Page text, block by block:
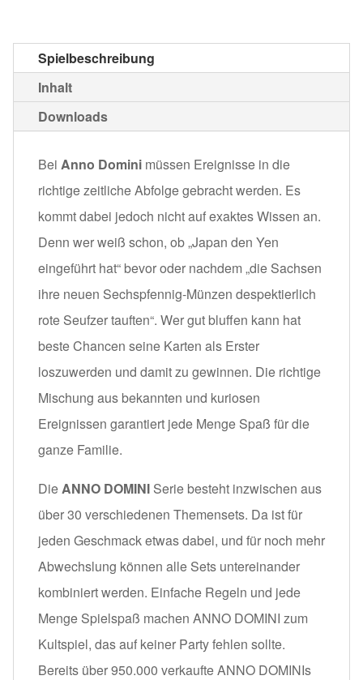
Spielbeschreibung
Inhalt
Downloads
Bei Anno Domini müssen Ereignisse in die
richtige zeitliche Abfolge gebracht werden. Es
kommt dabei jedoch nicht auf exaktes Wissen an.
Denn wer weiß schon, ob „Japan den Yen
eingeführt hat“ bevor oder nachdem „die Sachsen
ihre neuen Sechspfennig-Münzen despektierlich
rote Seufzer tauften“. Wer gut bluffen kann hat
beste Chancen seine Karten als Erster
loszuwerden und damit zu gewinnen. Die richtige
Mischung aus bekannten und kuriosen
Ereignissen garantiert jede Menge Spaß für die
ganze Familie.
DieANNO DOMINI Serie besteht inzwischen aus
über 30 verschiedenen Themensets. Da ist für
jeden Geschmack etwas dabei, und für noch mehr
Abwechslung können alle Sets untereinander
kombiniert werden. Einfache Regeln und jede
Menge Spielspaß machen ANNO DOMINI zum
Kultspiel, das auf keiner Party fehlen sollte.
Bereits über 950.000 verkaufte ANNO DOMINIs